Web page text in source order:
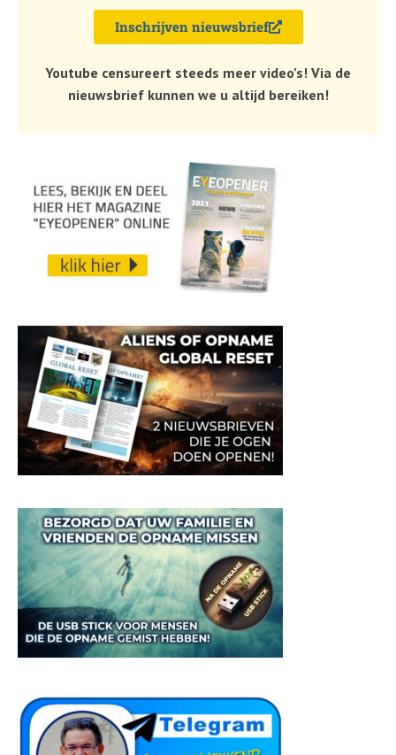
Inschrijven nieuwsbrief
Youtube censureert steeds meer video’s! Via de
nieuwsbrief kunnen we u altijd bereiken!